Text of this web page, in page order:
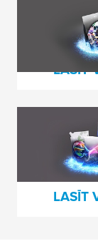
Together we
refined
LASĪT
Kopā
iepakojuma
potenciālu
LASĪT